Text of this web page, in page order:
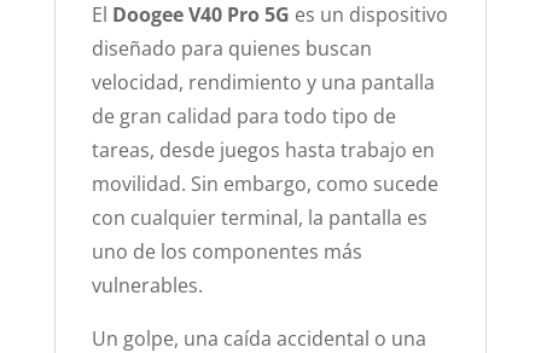
El Doogee V40 Pro 5G es un dispositivo
diseñado para quienes buscan
velocidad, rendimiento y una pantalla
de gran calidad para todo tipo de
tareas, desde juegos hasta trabajo en
movilidad. Sin embargo, como sucede
con cualquier terminal, la pantalla es
uno de los componentes más
vulnerables.
Un golpe, una caída accidental o una